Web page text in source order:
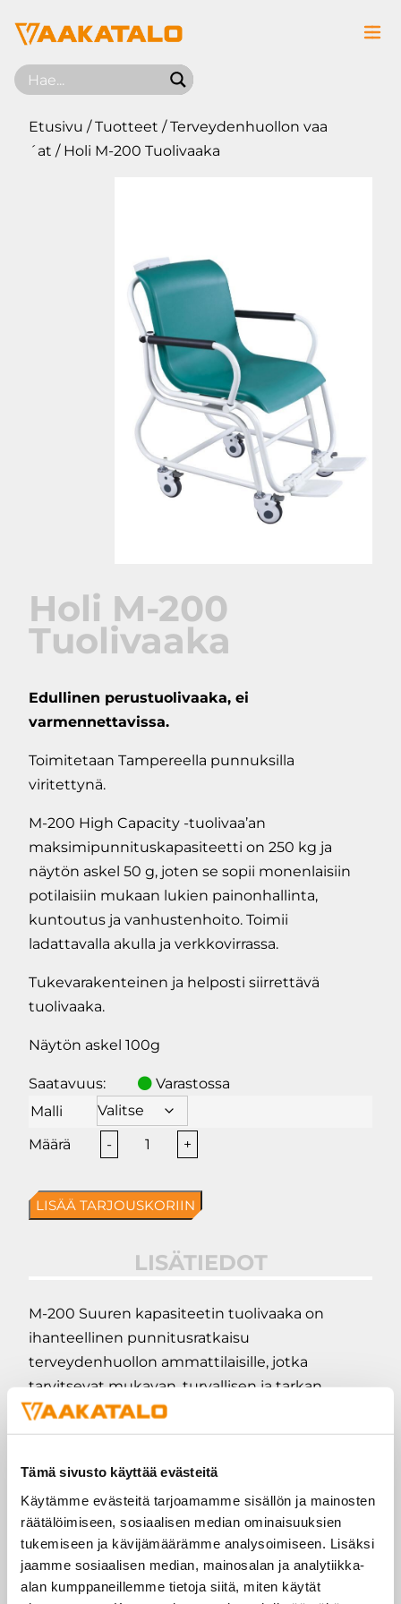
Tämä sivusto käyttää evästeitä
Käytämme evästeitä tarjoamamme sisällön ja mainosten
räätälöimiseen, sosiaalisen median ominaisuuksien
tukemiseen ja kävijämäärämme analysoimiseen. Lisäksi
jaamme sosiaalisen median, mainosalan ja analytiikka-
alan kumppaneillemme tietoja siitä, miten käytät
Etusivu /Tuotteet /Terveydenhuollon vaa
´at / Holi M-200 Tuolivaaka
Holi M-200
Tuolivaaka
Edullinen perustuolivaaka, ei
varmennettavissa.
Toimitetaan Tampereella punnuksilla
viritettynä.
M-200 High Capacity -tuolivaa’an
maksimipunnituskapasiteetti on 250 kg ja
näytön askel 50 g, joten se sopii monenlaisiin
potilaisiin mukaan lukien painonhallinta,
kuntoutus ja vanhustenhoito. Toimii
ladattavalla akulla ja verkkovirrassa.
Tukevarakenteinen ja helposti siirrettävä
tuolivaaka.
Näytön askel 100g
Saatavuus:
Varastossa
Malli
-
Holi
200
Tuolivaaka
+
LISÄÄ TARJOUSKORIIN
LISÄTIEDOT
M-200 Suuren kapasiteetin tuolivaaka on
ihanteellinen punnitusratkaisu
terveydenhuollon ammattilaisille, jotka
tarvitsevat mukavan, turvallisen ja tarkan
menetelmän liikuntarajoitteisten potilaiden
punnitsemiseen. Tukevan rakenteensa, helpon
ominaisuuksiensa ansiosta M-200 Tuolivaaka
tarjoaa poikkeuksellista suorituskykyä ja arvoa
erilaisissa terveydenhuollon tehtävissä. Malli ei
ole varmennettavissa.
Mukava ja turvallinen istuin